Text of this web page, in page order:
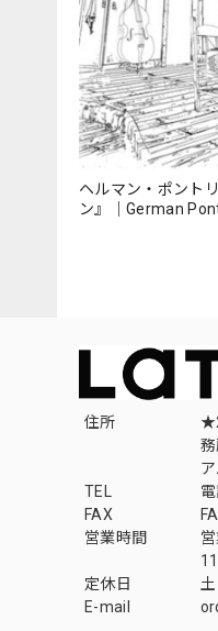
ヘルマン・ポント
ン』｜German
住所
TEL
FAX
営業時間
定休日
E-mail